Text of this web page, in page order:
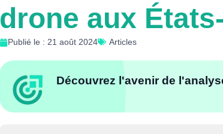
drone aux
Publié le : 21 août 2024 Articles
Découvrez l'avenir de